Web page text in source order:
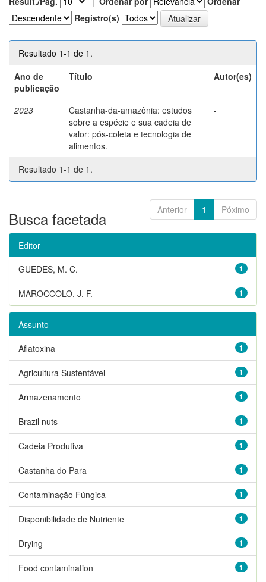
Registro(s)
Resultado 1-1 de 1.
Ano de
publicação
Título Autor(es)
2023
Castanha-da-amazônia: estudos
sobre a espécie e sua cadeia de
valor: pós-coleta e tecnologia de
alimentos.
-
Resultado 1-1 de 1.
Anterior 1 Póximo
Busca facetada
Editor
1
GUEDES, M. C.
1
MAROCCOLO, J. F.
Assunto
1
Aflatoxina
1
Agricultura Sustentável
1
Armazenamento
1
Brazil nuts
1
Cadeia Produtiva
1
Castanha do Para
1
Contaminação Fúngica
1
Disponibilidade de Nutriente
1
Drying
1
Food contamination